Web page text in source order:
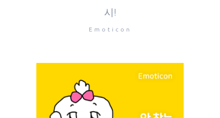
시!
Emoticon